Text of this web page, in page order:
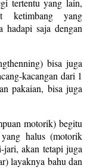
tertentu yang lain,
ketimbang yang
saja dengan
bisa juga
kacangan dari 1
pakaian, bisa juga
motorik) begitu
halus (motorik
jari, akan tetapi juga
layaknya bahu dan